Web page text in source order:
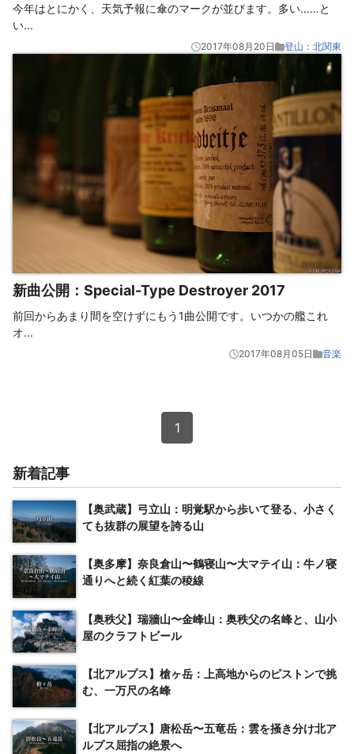
今年はとにかく、天気予報に傘のマークが並びます。多い……と
い...
2017年08月20日 登山：北関東
新曲公開：Special-Type Destroyer 2017
前回からあまり間を空けずにもう1曲公開です。いつかの艦これ
オ...
2017年08月05日 音楽
1
新着記事
【奥武蔵】弓立山：明覚駅から歩いて登る、小さく
ても抜群の展望を誇る山
【奥多摩】奈良倉山〜鶴寝山〜大マテイ山：牛ノ寝
通りへと続く紅葉の稜線
【奥秩父】瑞牆山〜金峰山：奥秩父の名峰と、山小
屋のクラフトビール
【北アルプス】槍ヶ岳：上高地からのピストンで挑
む、一万尺の名峰
【北アルプス】唐松岳〜五竜岳：雲を掻き分け北ア
ルプス屈指の絶景へ